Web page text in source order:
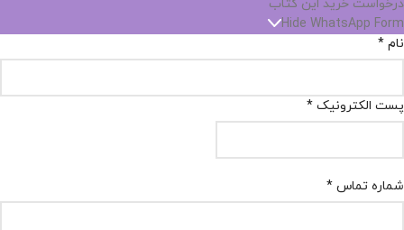
درخواست خرید این کتاب
Hide WhatsApp Form
نام *
پست الکترونیک *
شماره تماس *